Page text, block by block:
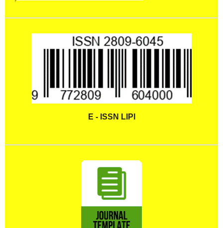
E - ISSN LIPI